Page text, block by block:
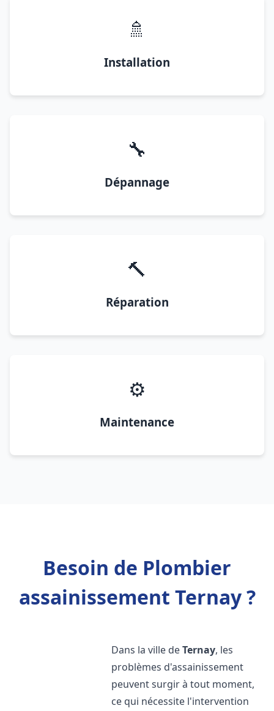
🚿
Installation
🔧
Dépannage
🔨
Réparation
⚙️
Maintenance
Besoin de Plombier
assainissement Ternay ?
Dans la ville deTernay, les
problèmes d'assainissement
peuvent surgir à tout moment,
ce qui nécessite l'intervention